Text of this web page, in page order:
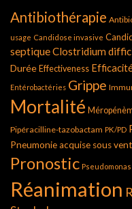
Antibiothérapie
usage Candidose invasive
septiqueClostridium
Durée Effectiveness
Entérobactéries Grippe
Mortalité
Pipéracilline-tazobactam PK/PD
Pneumonie acquise sous
Pronostic
Réanimation